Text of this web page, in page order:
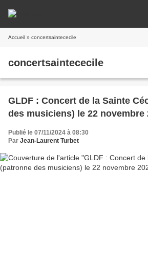
Accueil » concertsaintececile
concertsaintececile
GLDF : Concert de la Sainte
des musiciens) le 22 novembre
Publié le 07/11/2024 à 08:30
Par Jean-Laurent Turbet